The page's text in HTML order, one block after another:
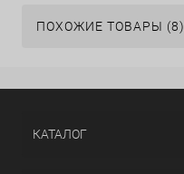
ПОХОЖИЕ ТОВАРЫ (8)
КАТАЛОГ